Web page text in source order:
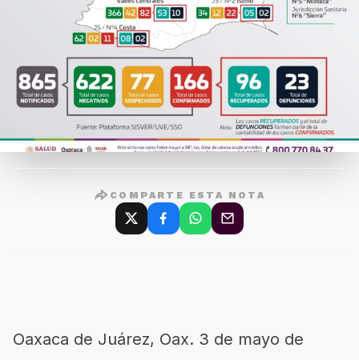
COMPARTE ESTA NOTA
Oaxaca de Juárez, Oax. 3 de mayo de